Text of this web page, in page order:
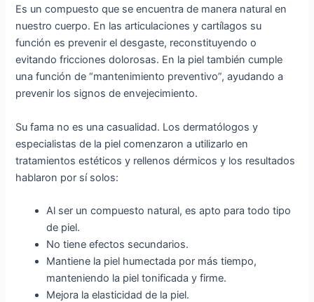
Es un compuesto que se encuentra de manera natural en
nuestro cuerpo. En las articulaciones y cartílagos su
función es prevenir el desgaste, reconstituyendo o
evitando fricciones dolorosas. En la piel también cumple
una función de “mantenimiento preventivo”, ayudando a
prevenir los signos de envejecimiento.
Su fama no es una casualidad. Los dermatólogos y
especialistas de la piel comenzaron a utilizarlo en
tratamientos estéticos y rellenos dérmicos y los resultados
hablaron por sí solos:
Al ser un compuesto natural, es apto para todo tipo
de piel.
No tiene efectos secundarios.
Mantiene la piel humectada por más tiempo,
manteniendo la piel tonificada y firme.
Mejora la elasticidad de la piel.